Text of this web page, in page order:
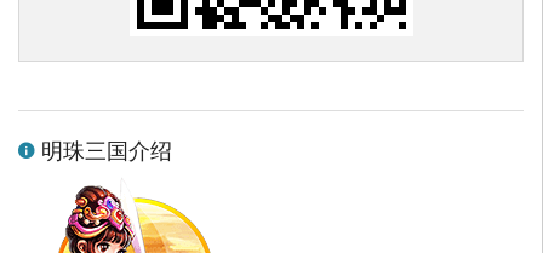
明珠三国介绍